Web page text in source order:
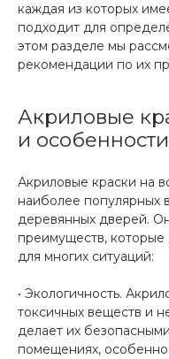
каждая из которых
подходит для
этом разделе мы
рекомендации по их
Акриловые
и
Акриловые краски на
наиболее популярных
деревянных дверей.
преимуществ,
для многих ситуаций:
• Экологичность.
токсичных веществ и
делает их
помещениях,